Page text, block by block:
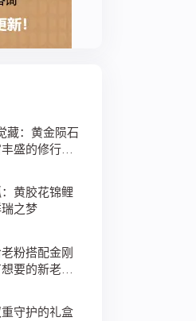
藏：黄金陨石
盛的修行之
黄胶花锦鲤
之梦
粉搭配金刚
要的新老
守护的礼盒